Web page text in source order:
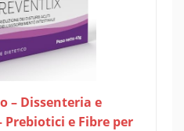
– Dissenteria e
e Fibre per